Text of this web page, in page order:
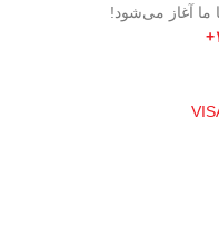
ما آغاز می‌شود!